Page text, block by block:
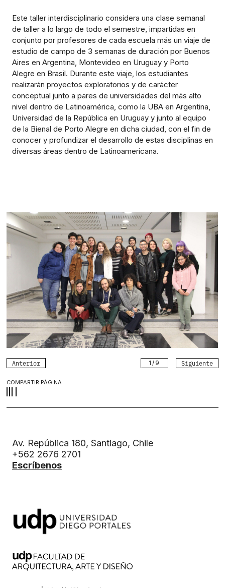
Este taller interdisciplinario considera una clase semanal
de taller a lo largo de todo el semestre, impartidas en
conjunto por profesores de cada escuela más un viaje de
estudio de campo de 3 semanas de duración por Buenos
Aires en Argentina, Montevideo en Uruguay y Porto
Alegre en Brasil. Durante este viaje, los estudiantes
realizarán proyectos exploratorios y de carácter
conceptual junto a pares de universidades del más alto
nivel dentro de Latinoamérica, como la UBA en Argentina,
Universidad de la República en Uruguay y junto al equipo
de la Bienal de Porto Alegre en dicha ciudad, con el fin de
conocer y profundizar el desarrollo de estas disciplinas en
diversas áreas dentro de Latinoamericana.
Anterior Siguiente
1 / 9
COMPARTIR PÁGINA
Av. República 180, Santiago, Chile
+562 2676 2701
Escríbenos